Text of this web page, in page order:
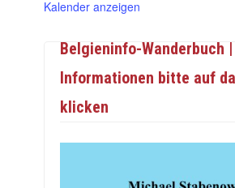
Kalender anzeigen
Belgieninfo-Wanderbuch
Informationen bitte auf
klicken